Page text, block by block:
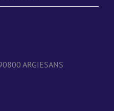
ARGIESANS